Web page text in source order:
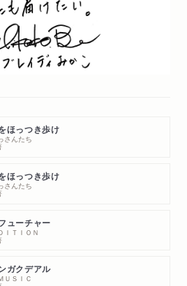
号に著者インタビューが掲載され
て立ち上がった」
ーが配信されました。「いま、語
」に著者インタビューが掲載され
で紹介されました。「英国在住
語る「変化なきニッポン」 政治
ほっつき歩け
さんたち
ほっつき歩け
さんたち
ューチャー
ＴＩＯＮ
ガクデアル
ＳＩＣ